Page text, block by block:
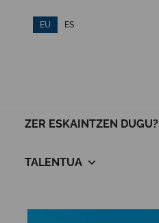
EU ES
ZER ESKAINTZEN DUGU?
TALENTUA